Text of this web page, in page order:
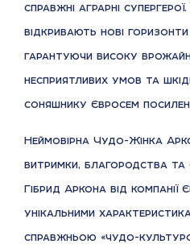
справжні аграрні
відкривають нові
гарантуючи високу
несприятливих умов та
соняшнику Євросем
Неймовірна Чудо-Жінка
витримки, благородства та
Гібрид Аркона від компанії
унікальними
справжньою «чудо-